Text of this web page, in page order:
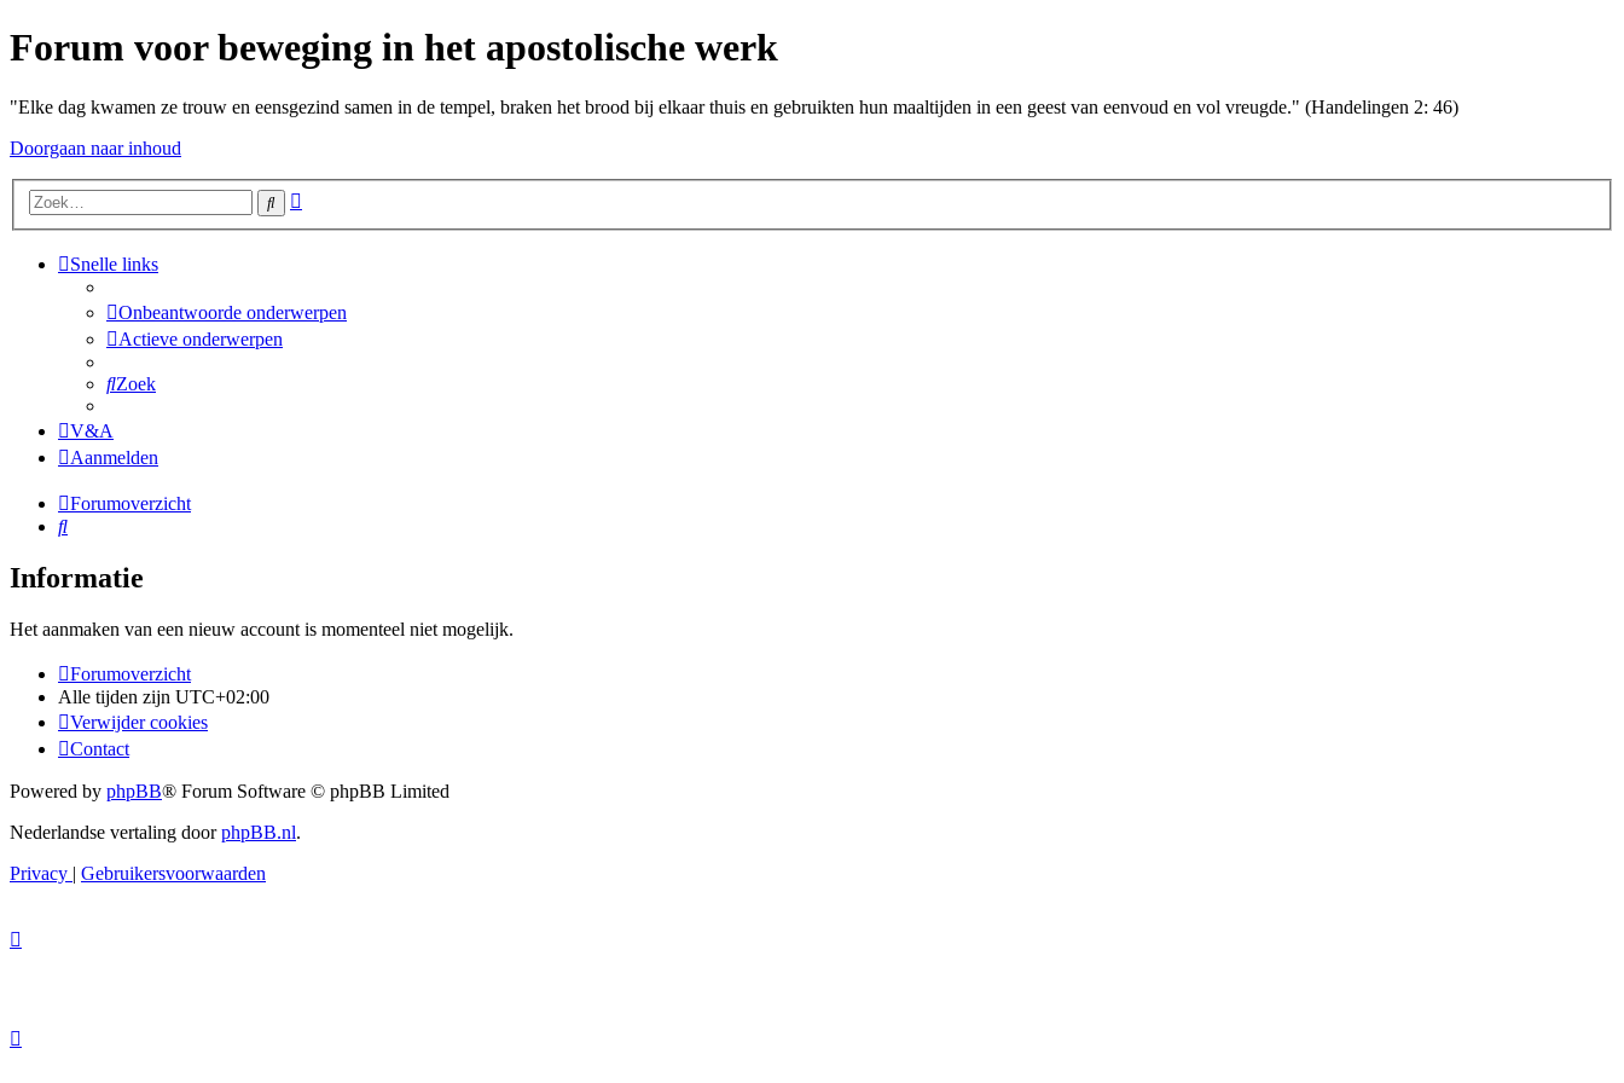
Forum voor beweging in het apostolische werk
"Elke dag kwamen ze trouw en eensgezind samen in de tempel, braken het brood bij elkaar thuis en gebruikten hun maaltijden in een geest van eenvoud en vol vreugde." (Handelingen 2: 46)
Doorgaan naar inhoud
Zoek
Snelle links
Onbeantwoorde onderwerpen
Actieve onderwerpen
Zoek
V&A
Aanmelden
Forumoverzicht
Zoek
Informatie
Het aanmaken van een nieuw account is momenteel niet mogelijk.
Forumoverzicht
Alle tijden zijn UTC+02:00
Verwijder cookies
Contact
Powered by phpBB® Forum Software © phpBB Limited
Nederlandse vertaling doorphpBB.nl.
Privacy | Gebruikersvoorwaarden